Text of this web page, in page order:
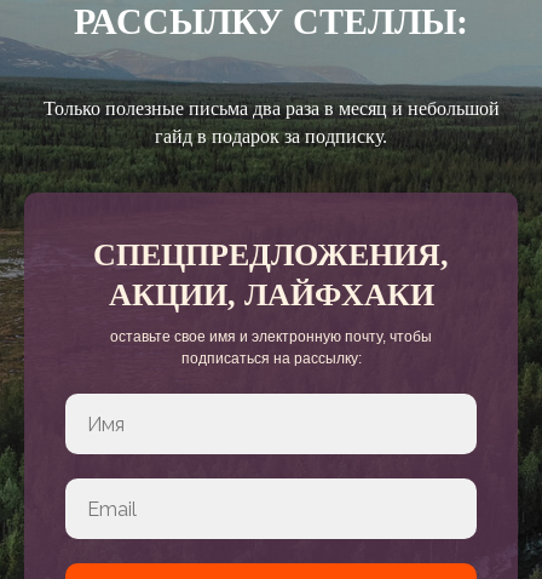
РАССЫЛКУ СТЕЛЛЫ:
Только полезные письма два раза в месяц и небольшой
гайд в подарок за подписку.
СПЕЦПРЕДЛОЖЕНИЯ,
АКЦИИ, ЛАЙФХАКИ
оставьте свое имя и электронную почту, чтобы
подписаться на рассылку: